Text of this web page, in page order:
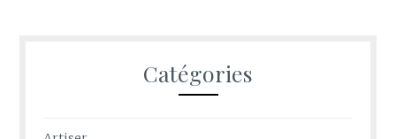
Catégories